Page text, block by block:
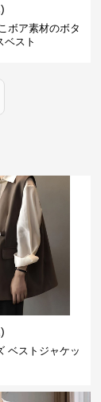
ボア素材のボタ
ベスト
ベストジャケッ